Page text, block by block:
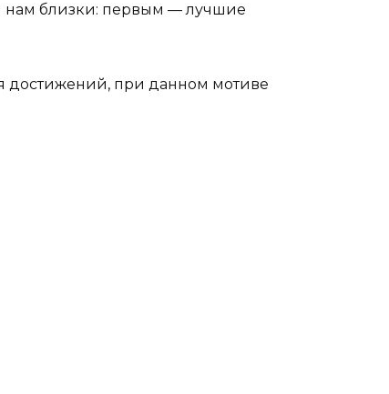
нам близки: первым — лучшие
достижений, при данном мотиве